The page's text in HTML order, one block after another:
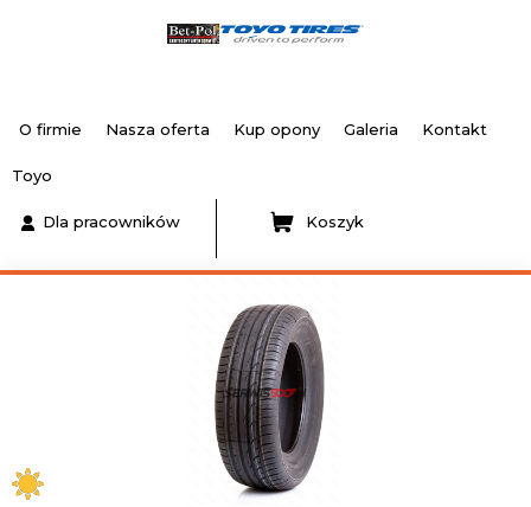
O firmie Nasza oferta Kup opony Galeria Kontakt
Toyo
Dla pracowników Koszyk